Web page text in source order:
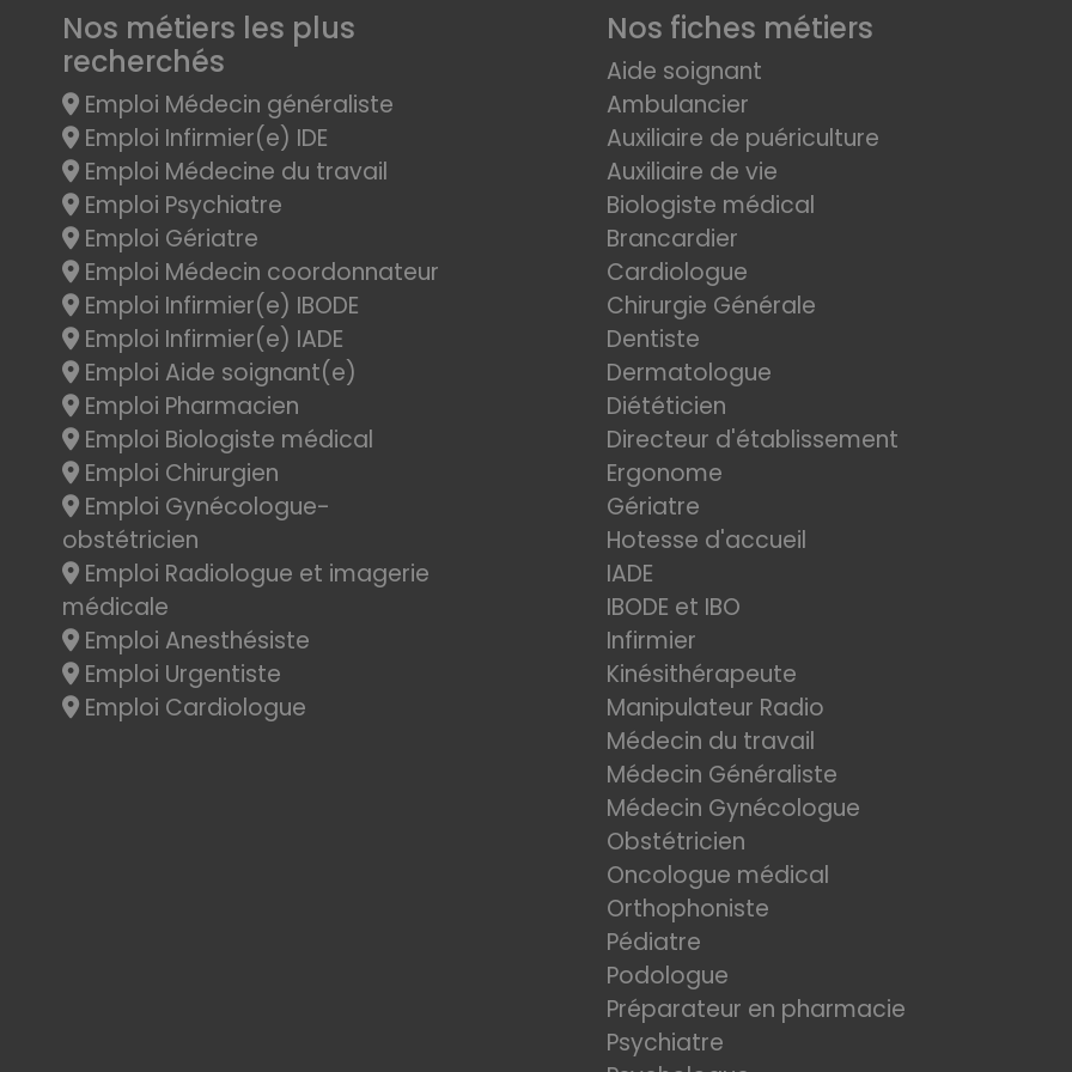
Nos métiers les plus
recherchés
Emploi Médecin généraliste
Emploi Infirmier(e) IDE
Emploi Médecine du travail
Emploi Psychiatre
Emploi Gériatre
Emploi Médecin coordonnateur
Emploi Infirmier(e) IBODE
Emploi Infirmier(e) IADE
Emploi Aide soignant(e)
Emploi Pharmacien
Emploi Biologiste médical
Emploi Chirurgien
Emploi Gynécologue-
obstétricien
Emploi Radiologue et imagerie
médicale
Emploi Anesthésiste
Emploi Urgentiste
Emploi Cardiologue
Nos fiches métiers
Aide soignant
Ambulancier
Auxiliaire de puériculture
Auxiliaire de vie
Biologiste médical
Brancardier
Cardiologue
Chirurgie Générale
Dentiste
Dermatologue
Diététicien
Directeur d'établissement
Ergonome
Gériatre
Hotesse d'accueil
IADE
IBODE et IBO
Infirmier
Kinésithérapeute
Manipulateur Radio
Médecin du travail
Médecin Généraliste
Médecin Gynécologue
Obstétricien
Oncologue médical
Orthophoniste
Pédiatre
Podologue
Préparateur en pharmacie
Psychiatre